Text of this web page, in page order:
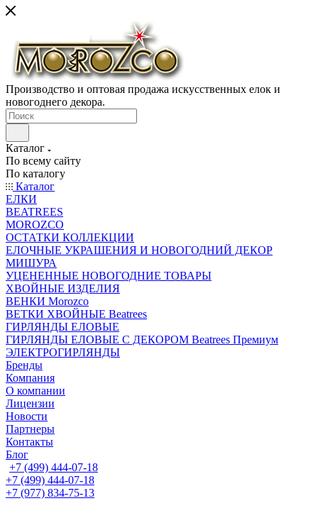
Производство и оптовая продажа искусственных елок и
новогоднего декора.
Каталог
По всему сайту
По каталогу
Каталог
ЕЛКИ
BEATREES
MOROZCO
ОСТАТКИ КОЛЛЕКЦИИ
ЕЛОЧНЫЕ УКРАШЕНИЯ И НОВОГОДНИЙ ДЕКОР
МИШУРА
УЦЕНЕННЫЕ НОВОГОДНИЕ ТОВАРЫ
ХВОЙНЫЕ ИЗДЕЛИЯ
ВЕНКИ Morozco
ВЕТКИ ХВОЙНЫЕ Beatrees
ГИРЛЯНДЫ ЕЛОВЫЕ
ГИРЛЯНДЫ ЕЛОВЫЕ С ДЕКОРОМ Beatrees Премиум
ЭЛЕКТРОГИРЛЯНДЫ
Бренды
Компания
О компании
Лицензии
Новости
Партнеры
Контакты
Блог
+7 (499) 444-07-18
+7 (499) 444-07-18
+7 (977) 834-75-13